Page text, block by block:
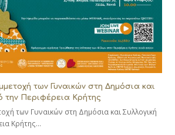
των Γυναικών στη Δημόσια και
την Περιφέρεια Κρήτης
των Γυναικών στη Δημόσια και Συλλογική
Κρήτης…